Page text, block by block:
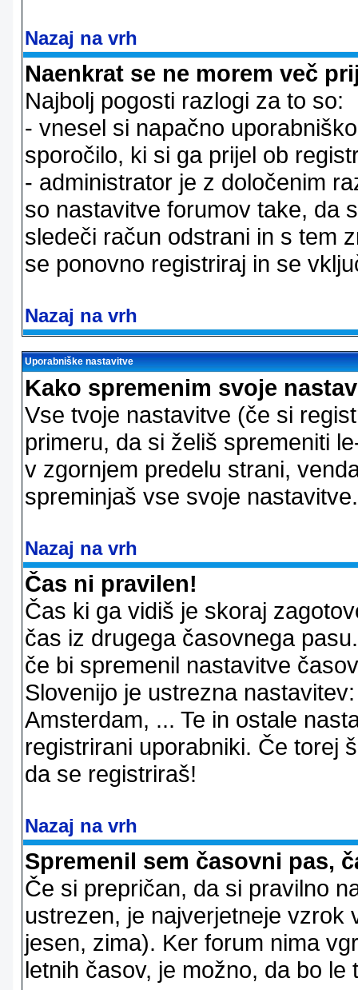
Nazaj na vrh
Naenkrat se ne morem več
Najbolj pogosti razlogi za to so:
- vnesel si napačno
sporočilo, ki si ga prijel ob
- administrator je z določenim
so nastavitve forumov take, da
sledeči račun odstrani in s tem
se ponovno registriraj in se
Nazaj na vrh
Uporabniške nastavitve
Kako spremenim svoje
Vse tvoje nastavitve (če si
primeru, da si želiš spremeniti
v zgornjem predelu strani,
spreminjaš vse svoje nastavitve.
Nazaj na vrh
Čas ni pravilen!
Čas ki ga vidiš je skoraj
čas iz drugega časovnega
če bi spremenil nastavitve
Slovenijo je ustrezna
Amsterdam, ... Te in ostale
registrirani uporabniki. Če torej
da se registriraš!
Nazaj na vrh
Spremenil sem časovni pas,
Če si prepričan, da si pravilno
ustrezen, je najverjetneje vzrok
jesen, zima). Ker forum nima
letnih časov, je možno, da bo le